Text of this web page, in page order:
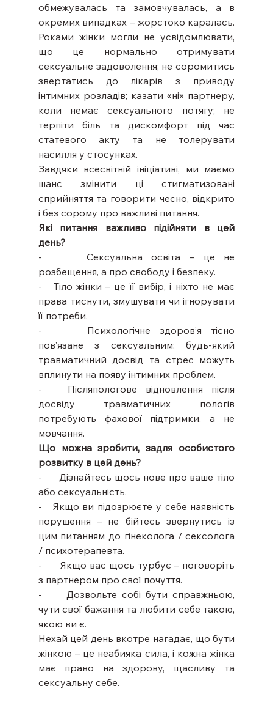
обмежувалась та замовчувалась, а в
окремих випадках – жорстоко каралась.
Роками жінки могли не усвідомлювати,
що це нормально отримувати
сексуальне задоволення; не соромитись
звертатись до лікарів з приводу
інтимних розладів; казати «ні» партнеру,
коли немає сексуального потягу; не
терпіти біль та дискомфорт під час
статевого акту та не толерувати
насилля у стосунках.
Завдяки всесвітній ініціативі, ми маємо
шанс змінити ці стигматизовані
сприйняття та говорити чесно, відкрито
і без сорому про важливі питання.
Які питання важливо підійняти в цей
день?
-     Сексуальна освіта – це не
розбещення, а про свободу і безпеку.
-   Тіло жінки – це її вибір, і ніхто не має
права тиснути, змушувати чи ігнорувати
її потреби.
-     Психологічне здоров’я тісно
пов’язане з сексуальним: будь-який
травматичний досвід та стрес можуть
вплинути на появу інтимних проблем.
-   Післяпологове відновлення після
досвіду травматичних пологів
потребують фахової підтримки, а не
мовчання.
Що можна зробити, задля особистого
розвитку в цей день?
-      Дізнайтесь щось нове про ваше тіло
або сексуальність.
-   Якщо ви підозрюєте у себе наявність
порушення – не бійтесь звернутись із
цим питанням до гінеколога / сексолога
/ психотерапевта.
-      Якщо вас щось турбує – поговоріть
з партнером про свої почуття.
-     Дозвольте собі бути справжньою,
чути свої бажання та любити себе такою,
якою ви є.
Нехай цей день вкотре нагадає, що бути
жінкою – це неабияка сила, і кожна жінка
має право на здорову, щасливу та
сексуальну себе.